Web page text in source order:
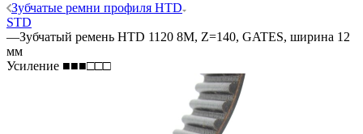
Зубчатые ремни профиля HTD
STD
—Зубчатый ремень HTD 1120 8M, Z=140, GATES, ширина 12
мм
Усиление ■■■□□□